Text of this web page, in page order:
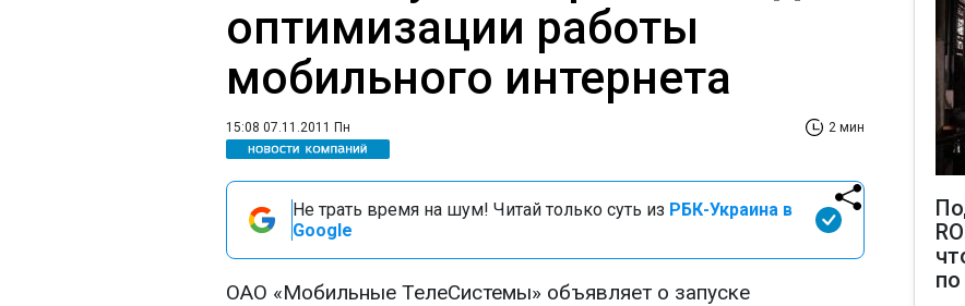
оптимизации работы
мобильного интернета
15:08 07.11.2011 Пн 2 мин
Не трать время на шум! Читай только суть из РБК-Украина в
Google
ОАО «Мобильные ТелеСистемы» объявляет о запуске